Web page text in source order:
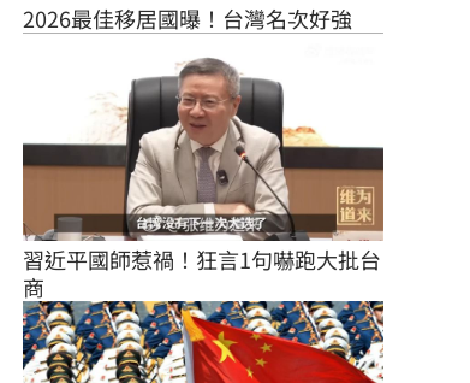
2026最佳移居國曝！台灣名次好強
習近平國師惹禍！狂言1句嚇跑大批台
商